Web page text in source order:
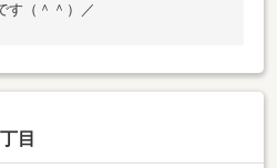
す（＾＾）／
目